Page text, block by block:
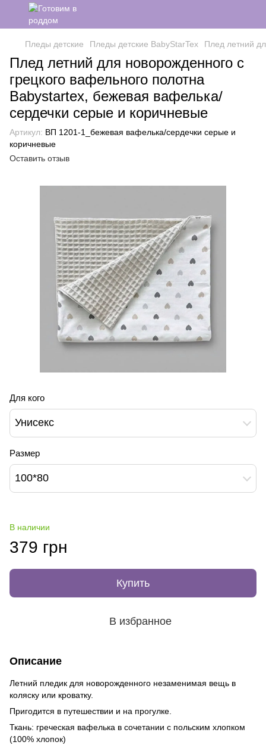
Пледы детские Пледы детские BabyStarTex Плед летний
Плед летний для новорожденного с
грецкого вафельного полотна
Babystartex, бежевая вафелька/
сердечки серые и коричневые
Артикул: ВП 1201-1_бежевая вафелька/сердечки серые и
коричневые
Оставить отзыв
Для кого
Унисекс
Размер
100*80
В наличии
379 грн
Купить
В избранное
Описание
Летний пледик для новорожденного незаменимая вещь в
коляску или кроватку.
Пригодится в путешествии и на прогулке.
Ткань: греческая вафелька в сочетании с польским хлопком
(100% хлопок)